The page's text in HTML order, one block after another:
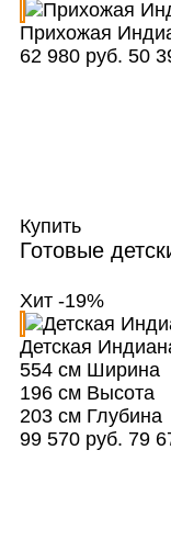
Прихожая
62 980 руб. 50
Купить
Готовые
Хит -19%
Детская
554 смШирина
196 смВысота
203 смГлубина
99 570 руб. 79